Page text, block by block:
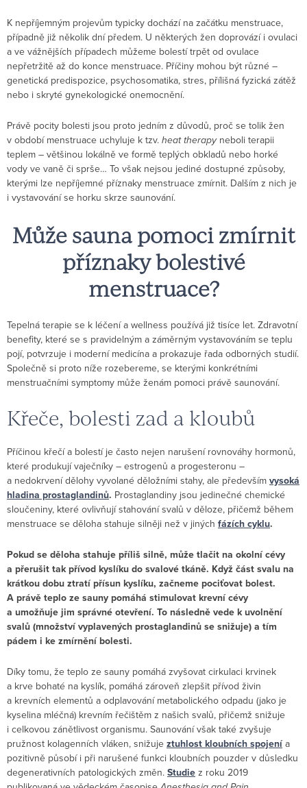
K nepříjemným projevům typicky dochází na začátku menstruace,
případně již několik dní předem. U některých žen doprovází i ovulaci
a ve vážnějších případech můžeme bolestí trpět od ovulace
nepřetržitě až do konce menstruace. Příčiny mohou být různé –
genetická predispozice, psychosomatika, stres, přílišná fyzická zátěž
nebo i skryté gynekologické onemocnění.
Právě pocity bolesti jsou proto jedním z důvodů, proč se tolik žen
v období menstruace uchyluje k tzv. heat therapy neboli terapii
teplem – většinou lokálně ve formě teplých obkladů nebo horké
vody ve vaně či sprše… To však nejsou jediné dostupné způsoby,
kterými lze nepříjemné příznaky menstruace zmírnit. Dalším z nich je
i vystavování se horku skrze saunování.
Může sauna pomoci zmírnit
příznaky bolestivé
menstruace?
Tepelná terapie se k léčení a wellness používá již tisíce let. Zdravotní
benefity, které se s pravidelným a záměrným vystavováním se teplu
pojí, potvrzuje i moderní medicína a prokazuje řada odborných studií.
Společně si proto níže rozebereme, se kterými konkrétními
menstruačními symptomy může ženám pomoci právě saunování.
Křeče, bolesti zad a kloubů
Příčinou křečí a bolestí je často nejen narušení rovnováhy hormonů,
které produkují vaječníky – estrogenů a progesteronu –
a nedokrvení dělohy vyvolané děložními stahy, ale především vysoká
hladina prostaglandinů. Prostaglandiny jsou jedinečné chemické
sloučeniny, které ovlivňují stahování svalů v děloze, přičemž během
menstruace se děloha stahuje silněji než v jiných fázích cyklu.
Pokud se děloha stahuje příliš silně, může tlačit na okolní cévy
a přerušit tak přívod kyslíku do svalové tkáně. Když část svalu na
krátkou dobu ztratí přísun kyslíku, začneme pociťovat bolest.
A právě teplo ze sauny pomáhá stimulovat krevní cévy
a umožňuje jim správné otevření. To následně vede k uvolnění
svalů (množství vyplavených prostaglandinů se snižuje) a tím
pádem i ke zmírnění bolesti.
Díky tomu, že teplo ze sauny pomáhá zvyšovat cirkulaci krvinek
a krve bohaté na kyslík, pomáhá zároveň zlepšit přívod živin
a krevních elementů a odplavování metabolického odpadu (jako je
kyselina mléčná) krevním řečištěm z našich svalů, přičemž snižuje
i celkovou zánětlivost organismu. Saunování však také zvyšuje
pružnost kolagenních vláken, snižuje ztuhlost kloubních spojení a
pozitivně působí i při narušené funkci kloubních pouzder v důsledku
degenerativních patologických změn. Studie z roku 2019